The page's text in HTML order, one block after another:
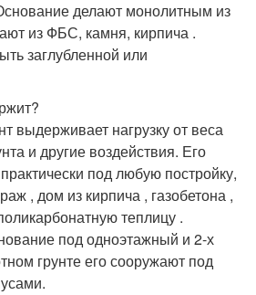
делают монолитным из
из ФБС, камня, кирпича .
заглубленной или
выдерживает нагрузку от веса
и другие воздействия. Его
под любую постройку,
, дом из кирпича , газобетона ,
теплицу .
под одноэтажный и 2-х
грунте его сооружают под